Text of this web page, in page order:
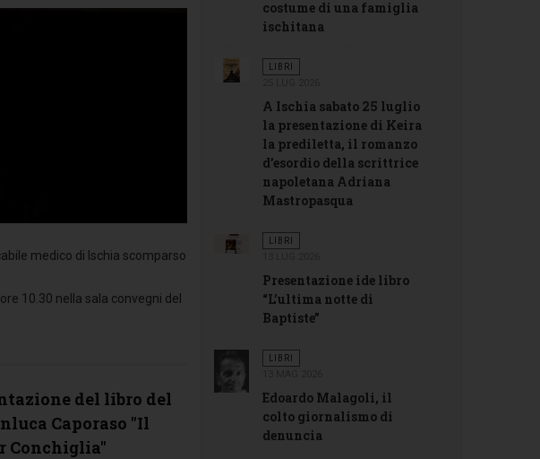
medico di Ischia scomparso
10.30 nella sala convegni del
del libro del
Caporaso "Il
Conchiglia"
costume di una famiglia
ischitana
LIBRI
A Ischia sabato 25 luglio
la presentazione di Keira
la prediletta, il romanzo
d’esordio della scrittrice
napoletana Adriana
Mastropasqua
LIBRI
Presentazione ide libro
“L’ultima notte di
Baptiste”
LIBRI
Edoardo Malagoli, il
colto giornalismo di
denuncia